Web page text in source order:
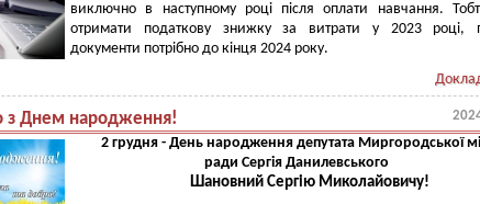
виключно в наступному році після оплати навчання.
отримати податкову знижку за витрати у 2023 році,
документи потрібно до кінця 2024 року.
з Днем народження!
2 грудня - День народження депутата Миргородської
ради Сергія Данилевського
Шановний Сергію Миколайовичу!